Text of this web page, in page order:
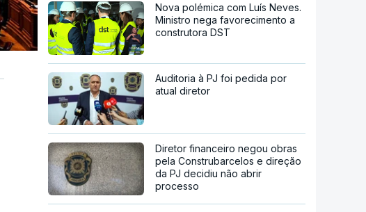
Nova polémica com Luís Neves.
Ministro nega favorecimento a
construtora DST
Auditoria à PJ foi pedida por
atual diretor
Diretor financeiro negou obras
pela Construbarcelos e direção
da PJ decidiu não abrir
processo